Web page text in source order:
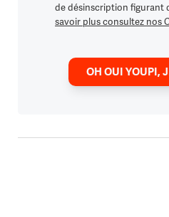
de désinscription figurant
savoir plus consultez nos
OH OUI YOUPI,